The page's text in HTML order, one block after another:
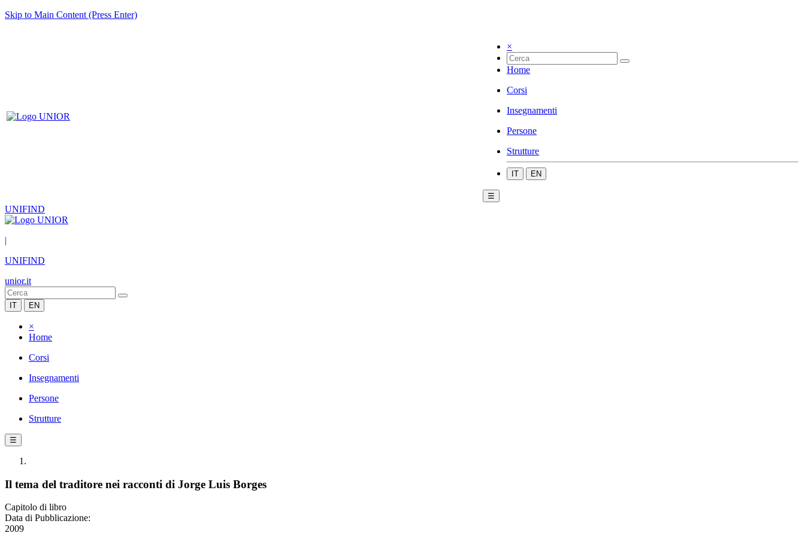
Skip to Main Content (Press Enter)
×
Home
Corsi
Insegnamenti
Persone
Strutture
IT EN
☰
UNIFIND
|
UNIFIND
unior.it
IT EN
×
Home
Corsi
Insegnamenti
Persone
Strutture
☰
Il tema del traditore nei racconti di Jorge Luis Borges
Capitolo di libro
Data di Pubblicazione:
2009